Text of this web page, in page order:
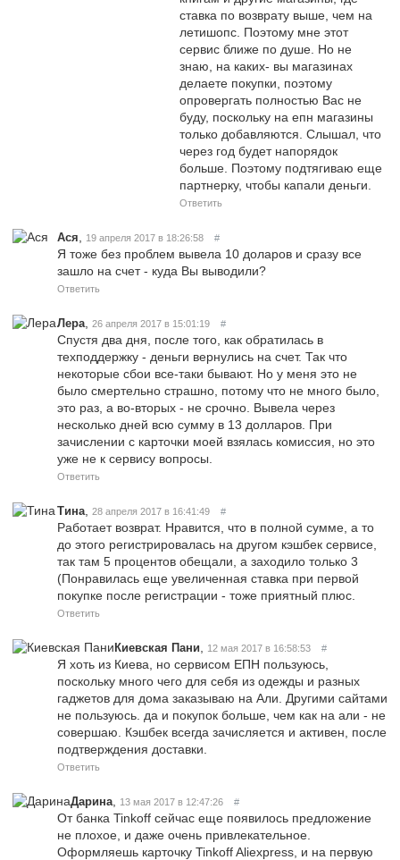
ставка по возврату выше, чем на
летишопс. Поэтому мне этот
сервис ближе по душе. Но не
знаю, на каких- вы магазинах
делаете покупки, поэтому
опровергать полностью Вас не
буду, поскольку на епн магазины
только добавляются. Слышал, что
через год будет напорядок
больше. Поэтому подтягиваю еще
партнерку, чтобы капали деньги.
Ответить
Ася 19 апреля 2017 в 18:26:58 #
Я тоже без проблем вывела 10 доларов и сразу все
зашло на счет - куда Вы выводили?
Ответить
Лера 26 апреля 2017 в 15:01:19 #
Спустя два дня, после того, как обратилась в
техподдержку - деньги вернулись на счет. Так что
некоторые сбои все-таки бывают. Но у меня это не
было смертельно страшно, потому что не много было,
это раз, а во-вторых - не срочно. Вывела через
несколько дней всю сумму в 13 долларов. При
зачислении с карточки моей взялась комиссия, но это
уже не к сервису вопросы.
Ответить
Тина 28 апреля 2017 в 16:41:49 #
Работает возврат. Нравится, что в полной сумме, а то
до этого регистрировалась на другом кэшбек сервисе,
так там 5 процентов обещали, а заходило только 3
(Понравилась еще увеличенная ставка при первой
покупке после регистрации - тоже приятный плюс.
Ответить
Киевская Пани 12 мая 2017 в 16:58:53 #
Я хоть из Киева, но сервисом ЕПН пользуюсь,
поскольку много чего для себя из одежды и разных
гаджетов для дома заказываю на Али. Другими сайтами
не пользуюсь. да и покупок больше, чем как на али - не
совершаю. Кэшбек всегда зачисляется и активен, после
подтверждения доставки.
Ответить
Дарина 13 мая 2017 в 12:47:26 #
От банка Tinkoff сейчас еще появилось предложение
не плохое, и даже очень привлекательное.
Оформляешь карточку Tinkoff Aliexpress, и на первую